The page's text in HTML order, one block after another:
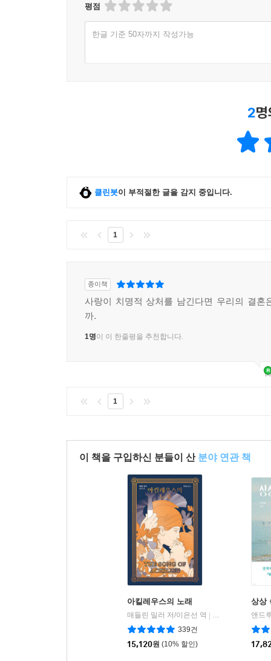
평점
한글 기준 50자까지 작성가능
2
클린봇이 부적절한 글을 감지 중입니다.
1
종이책
사랑이 치명적 상처를 남긴다면 우리의 결혼
까.
1명이 이 한줄평을 추천합니다.
1
이 책을 구입하신 분들이 산 분야 연관 책
아킬레우스의 노래
매들린 밀러 저/이은선 역
이봄
339건
15,120원 (10% 할인)
상상
앤드